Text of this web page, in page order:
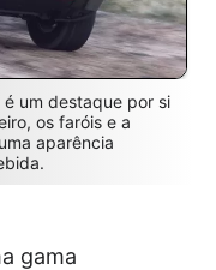
um destaque por si
os faróis e a
aparência
gama